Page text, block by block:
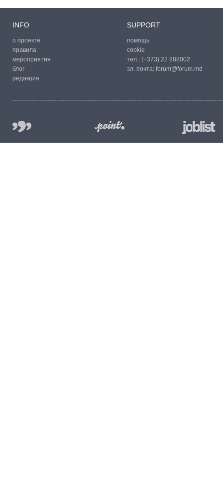
INFO
о проекте
правила
мероприятия
блог
редакция
SUPPORT
помощь
cookie
тел.: (+373) 22 888002
эл. почта: forum@forum.md